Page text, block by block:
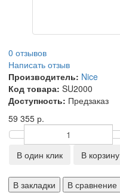
0 отзывов
Написать отзыв
Производитель: Nice
Код товара: SU2000
Доступность: Предзаказ
59 355 р.
В один клик В корзину
В закладки В сравнение